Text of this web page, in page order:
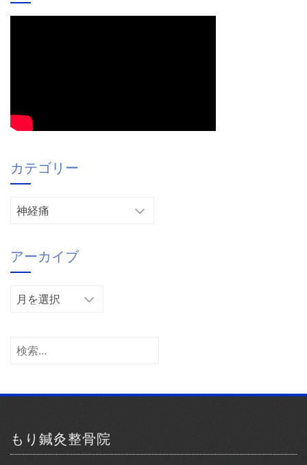
カテゴリー
カ
リ
ー
アーカイブ
ア
イ
検
もり鍼灸整骨院